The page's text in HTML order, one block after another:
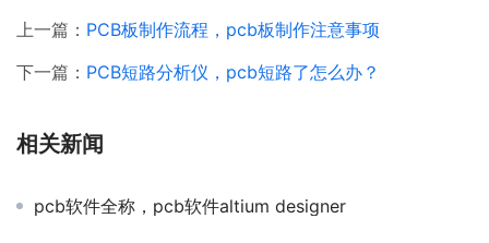
上一篇： PCB板制作流程，pcb板制作注意事项
下一篇： PCB短路分析仪，pcb短路了怎么办？
相关新闻
pcb软件全称，pcb软件altium designer